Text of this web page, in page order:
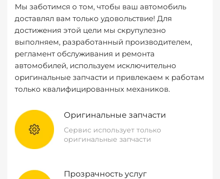
Мы заботимся о том, чтобы ваш автомобиль
доставлял вам только удовольствие! Для
достижения этой цели мы скрупулезно
выполняем, разработанный производителем,
регламент обслуживания и ремонта
автомобилей, используем исключительно
оригинальные запчасти и привлекаем к работам
только квалифицированных механиков.
Оригинальные запчасти
Сервис использует только
оригинальные запчасти
Прозрачность услуг